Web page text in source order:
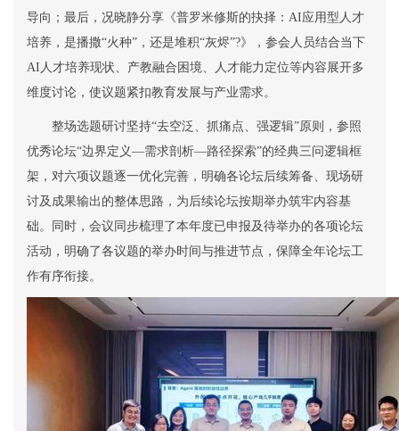
导向； 最后， 况晓静分享《普罗米修斯的抉择： AI应用型人才
培养，是播撒“火种” ，还是堆积“灰烬”?》，参会人员结合当下
AI 人才培养现状、产教融合困境、人才能力定位等内容展开多
维度讨论， 使议题紧扣教育发展与产业需求。
整场选题研讨坚持“去空泛、抓痛点、强逻辑”原则，参照
优秀论坛“边界定义—需求剖析—路径探索”的经典三问逻辑框
架，对六项议题逐一优化完善，明确各论坛后续筹备、现场研
讨及成果输出的整体思路，为后续论坛按期举办筑牢内容基
础。同时，会议同步梳理了本年度已申报及待举办的各项论坛
活动，明确了各议题的举办时间与推进节点，保障全年论坛工
作有序衔接。